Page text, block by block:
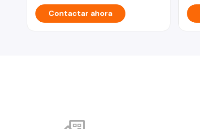
Contactar ahora